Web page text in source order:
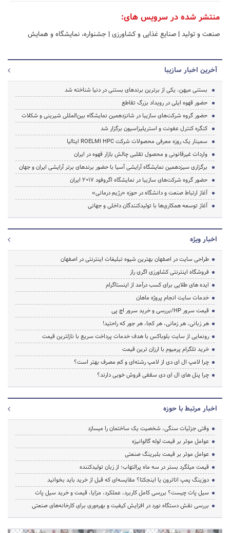
منتشر شده در سرویس های:
صنعت و تولید | صنایع غذایی و کشاورزی | جشنواره، نمایشگاه و همایش
آخرین اخبار سازیبا
بستنی میهن، یکی از برترین برندهای بستنی در دنیا شناخته شد
حضور قهوه ایلی در رویداد بزرگ تقاطع
حضور گروه شرکت‌های سازیبا در شانزدهمین نمایشگاه بین‌المللی شیرینی و شکلات
کنگره کنترل عفونت و استریلیزاسیون برگزار شد
سمینار یک روزه معرفی محصولات شرکت ROELMI HPC ایتالیا
واردات غیرقانونی و محصول تقلبی چالش بازار قهوه در ایران
برگزاری سیزدهمین نمایشگاه آرایشی آسیا با حضور برندهای برتر آرایشی ایران و جهان
حضور گروه شرکت‌های سازیبا در نمایشگاه اگروفود ۲۰۱۷ ایران
آغاز ارتباط صنعت و دانشگاه در حوزه «رژیم درمانی»
آغاز توسعه همکاری‌ها با تولیدکنندگان داخلی و جهانی
اخبار ویژه
طراحی سایت در اصفهان بهترین شیوه تبلیغات اینترنتی در اصفهان
فروشگاه اینترنتی کشاورزی اگری راز
ایده های طلایی برای کسب درآمد از اینستاگرام
خدمات سایت انجام پروژه ماهان
قیمت سرور HP/بررسی و خرید سرور اچ پی
هر زبانی، هر زمانی، هر کجا، هر جور که راحتید!
رونمایی از سایت بلوباکس با هدف خدمات پرداخت سریع با نازلترین قیمت
خرید تلگرام پرمیوم با ارزان ترین قیمت
چرا لامپ ال ای دی از لامپ رشته‌ای و کم مصرف بهتر است؟
چرا پنل های ال ای دی سقفی فروش خوبی دارند؟
اخبار مرتبط با حوزه
وقتی جزئیات سنگی، شخصیت یک ساختمان را میسازد
عوامل موثر بر قیمت لوله گالوانیزه
عوامل موثر بر قیمت بلبرینگ صنعتی
قیمت میلگرد بستر در سه ماه پرالتهاب؛ از زبان تولیدکننده
دوزینگ پمپ اتاترون یا اینجکتا؟ مقایسه‌ای که قبل از خرید باید بخوانید
سیل پات چیست؟ بررسی کامل کاربرد، عملکرد، مزایا، قیمت و خرید سیل پات
بررسی نقش دستگاه نورد در افزایش کیفیت و بهره‌وری برای کارخانه‌های صنعتی